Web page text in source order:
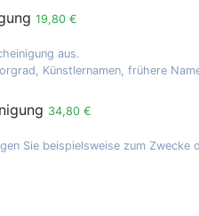
19,80 €
aus.
Künstlernamen, frühere
34,80 €
Sie beispielsweise zum